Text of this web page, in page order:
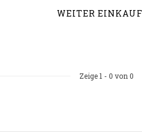
WEITER
Zeige1 - 0 von 0